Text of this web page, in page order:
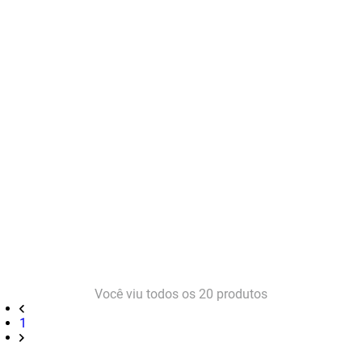
Você viu todos os 20 produtos
1